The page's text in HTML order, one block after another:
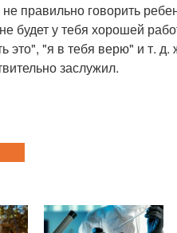
правильно говорить
будет у тебя хорошей
"я в тебя верю" и т. д.
заслужил.